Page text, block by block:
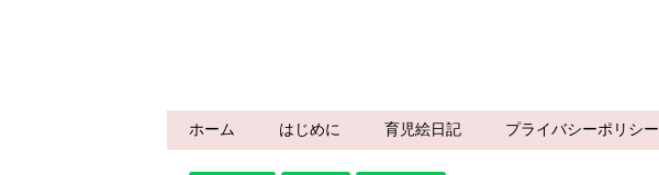
ホーム はじめに 育児絵日記 プライバシーポリシー